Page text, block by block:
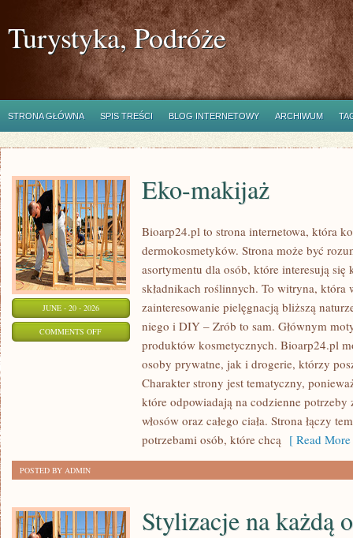
Turystyka, Podróże
STRONA GŁÓWNA SPIS TREŚCI BLOG INTERNETOWY ARCHIWUM
JUNE - 20 - 2026
COMMENTS OFFON
Eko-makijaż
Bioarp24.pl to strona internetowa, która
dermokosmetyków. Strona może być
asortymentu dla osób, które interesują
składnikach roślinnych. To witryna, która
zainteresowanie pielęgnacją bliższą
niego i DIY – Zrób to sam. Głównym
produktów kosmetycznych. Bioarp24.pl
osoby prywatne, jak i drogerie, którzy
Charakter strony jest tematyczny,
które odpowiadają na codzienne potrzeby
włosów oraz całego ciała. Strona łączy
potrzebami osób, które chcą [ Read
POSTED BY ADMIN
Stylizacje na każdą